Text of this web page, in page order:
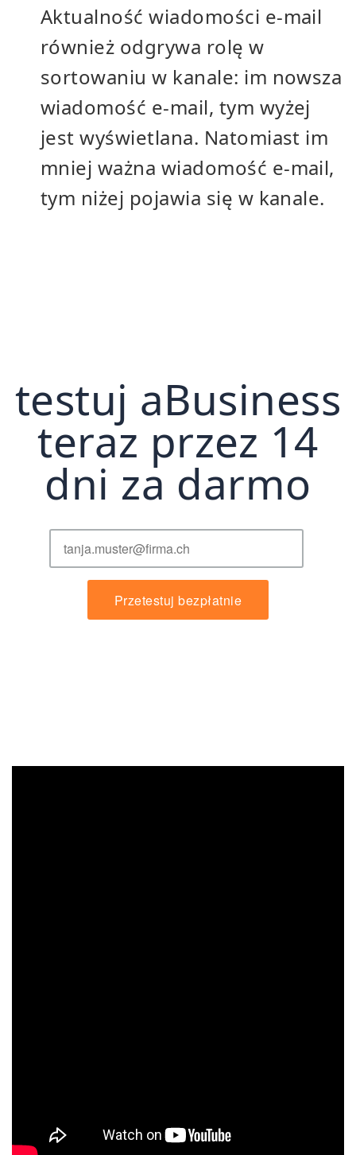
Aktualność wiadomości e-mail
również odgrywa rolę w
sortowaniu w kanale: im nowsza
wiadomość e-mail, tym wyżej
jest wyświetlana. Natomiast im
mniej ważna wiadomość e-mail,
tym niżej pojawia się w kanale.
testuj aBusiness
teraz przez 14
dni za darmo